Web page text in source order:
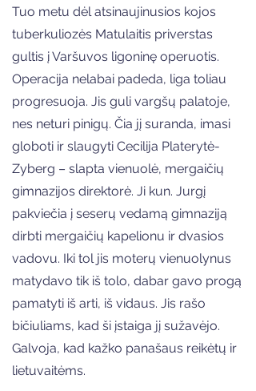
Tuo metu dėl atsinaujinusios kojos
tuberkuliozės Matulaitis priverstas
gultis į Varšuvos ligoninę operuotis.
Operacija nelabai padeda, liga toliau
progresuoja. Jis guli vargšų palatoje,
nes neturi pinigų. Čia jį suranda, imasi
globoti ir slaugyti Cecilija Platerytė-
Zyberg – slapta vienuolė, mergaičių
gimnazijos direktorė. Ji kun. Jurgį
pakviečia į seserų vedamą gimnaziją
dirbti mergaičių kapelionu ir dvasios
vadovu. Iki tol jis moterų vienuolynus
matydavo tik iš tolo, dabar gavo progą
pamatyti iš arti, iš vidaus. Jis rašo
bičiuliams, kad ši įstaiga jį sužavėjo.
Galvoja, kad kažko panašaus reikėtų ir
lietuvaitėms.